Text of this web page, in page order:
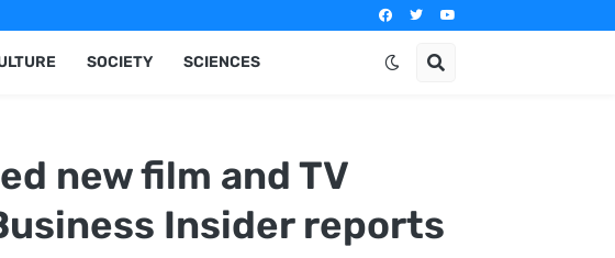
SOCIETY SCIENCES
new film and TV
Insider reports